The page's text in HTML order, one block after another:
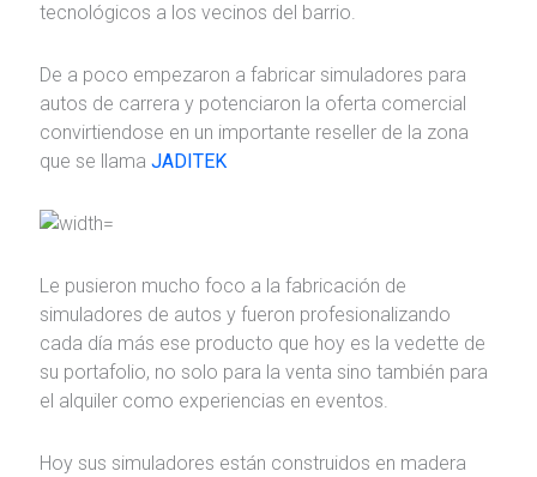
tecnológicos a los vecinos del barrio.
De a poco empezaron a fabricar simuladores para
autos de carrera y potenciaron la oferta comercial
convirtiendose en un importante reseller de la zona
que se llama JADITEK
Le pusieron mucho foco a la fabricación de
simuladores de autos y fueron profesionalizando
cada día más ese producto que hoy es la vedette de
su portafolio, no solo para la venta sino también para
el alquiler como experiencias en eventos.
Hoy sus simuladores están construidos en madera